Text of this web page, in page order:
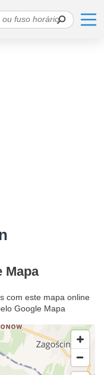
Mapa
com este mapa online
Google Mapa